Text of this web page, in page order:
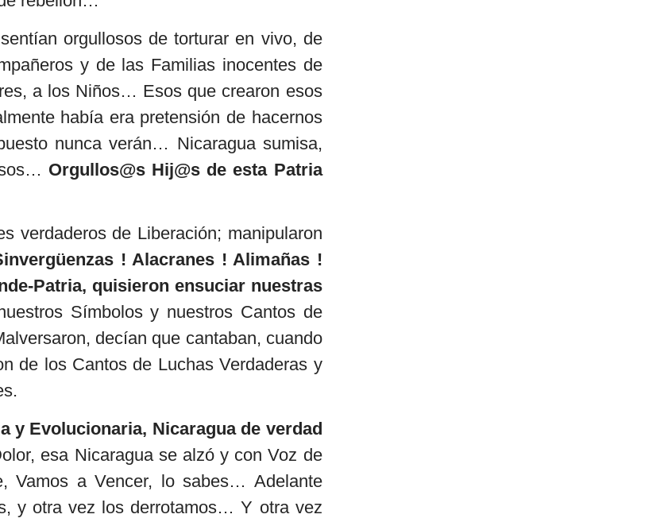
orgullosos de torturar en vivo, de
y de las Familias inocentes de
a los Niños… Esos que crearon esos
había era pretensión de hacernos
nunca verán… Nicaragua sumisa,
Orgullos@s Hij@s de esta Patria
verdaderos de Liberación; manipularon
! Alacranes ! Alimañas !
Patria, quisieron ensuciar nuestras
Símbolos y nuestros Cantos de
decían que cantaban, cuando
de los Cantos de Luchas Verdaderas y
y Evolucionaria, Nicaragua de verdad
esa Nicaragua se alzó y con Voz de
Vamos a Vencer, lo sabes… Adelante
y otra vez los derrotamos… Y otra vez